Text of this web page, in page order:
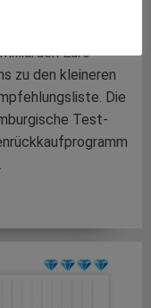
Euro
zu den kleineren
Die
Test-